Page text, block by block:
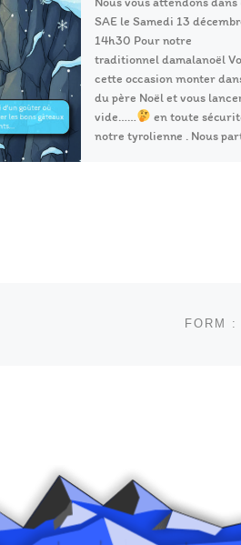
SAE le Samedi 13
14h30 Pour notre
traditionnel damalanoël
cette occasion monter
du père Noël et vous
vide……
en toute
notre tyrolienne . Nous
FORM